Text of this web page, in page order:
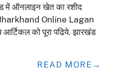
ऑनलाइन खेत का रशीद
Jharkhand Online Lagan
को पूरा पढिये. झारखंड
READ MORE